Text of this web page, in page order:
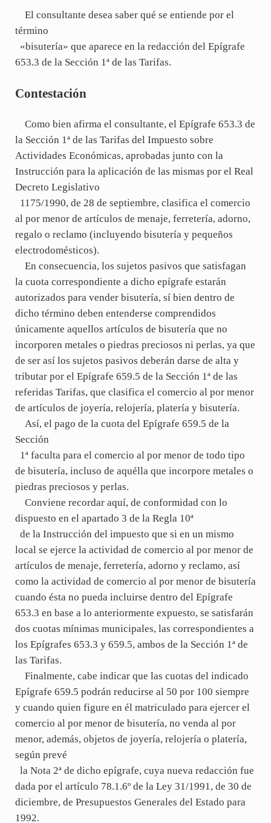
El consultante desea saber qué se entiende por el
término
«bisutería» que aparece en la redacción del Epígrafe
653.3 de la Sección 1ª de las Tarifas.
Contestación
Como bien afirma el consultante, el Epígrafe 653.3 de
la Sección 1ª de las Tarifas del Impuesto sobre
Actividades Económicas, aprobadas junto con la
Instrucción para la aplicación de las mismas por el Real
Decreto Legislativo
1175/1990, de 28 de septiembre, clasifica el comercio
al por menor de artículos de menaje, ferretería, adorno,
regalo o reclamo (incluyendo bisutería y pequeños
electrodomésticos).
En consecuencia, los sujetos pasivos que satisfagan
la cuota correspondiente a dicho epígrafe estarán
autorizados para vender bisutería, sí bien dentro de
dicho término deben entenderse comprendidos
únicamente aquellos artículos de bisutería que no
incorporen metales o piedras preciosos ni perlas, ya que
de ser así los sujetos pasivos deberán darse de alta y
tributar por el Epígrafe 659.5 de la Sección 1ª de las
referidas Tarifas, que clasifica el comercio al por menor
de artículos de joyería, relojería, platería y bisutería.
Así, el pago de la cuota del Epígrafe 659.5 de la
Sección
1ª faculta para el comercio al por menor de todo tipo
de bisutería, incluso de aquélla que incorpore metales o
piedras preciosos y perlas.
Conviene recordar aquí, de conformidad con lo
dispuesto en el apartado 3 de la Regla 10ª
de la Instrucción del impuesto que si en un mismo
local se ejerce la actividad de comercio al por menor de
artículos de menaje, ferretería, adorno y reclamo, así
como la actividad de comercio al por menor de bisutería
cuando ésta no pueda incluirse dentro del Epígrafe
653.3 en base a lo anteriormente expuesto, se satisfarán
dos cuotas mínimas municipales, las correspondientes a
los Epígrafes 653.3 y 659.5, ambos de la Sección 1ª de
las Tarifas.
Finalmente, cabe indicar que las cuotas del indicado
Epígrafe 659.5 podrán reducirse al 50 por 100 siempre
y cuando quien figure en él matriculado para ejercer el
comercio al por menor de bisutería, no venda al por
menor, además, objetos de joyería, relojería o platería,
según prevé
la Nota 2ª de dicho epígrafe, cuya nueva redacción fue
dada por el artículo 78.1.6º de la Ley 31/1991, de 30 de
diciembre, de Presupuestos Generales del Estado para
1992.